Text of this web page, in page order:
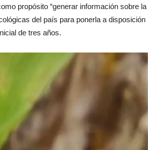
propósito “generar información sobre la
del país para ponerla a disposición
de tres años.